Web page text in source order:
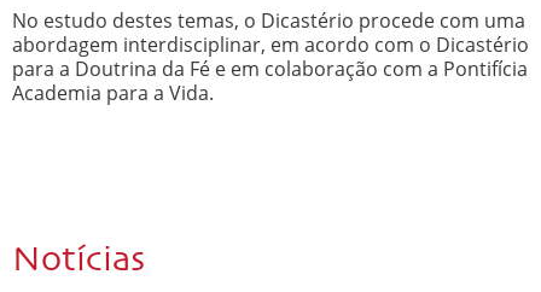
No estudo destes temas, o Dicastério procede com uma
abordagem interdisciplinar, em acordo com o Dicastério
para a Doutrina da Fé e em colaboração com a Pontifícia
Academia para a Vida.
Notícias